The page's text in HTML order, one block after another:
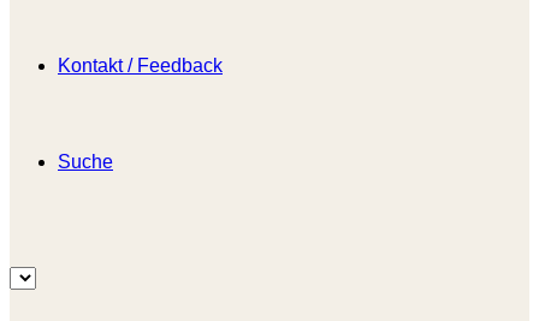
Kontakt / Feedback
Suche